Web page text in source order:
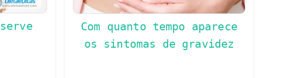
Com quanto tempo aparece
os sintomas de gravidez